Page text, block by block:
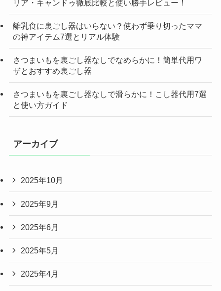
リア・キャンドゥ徹底比較と使い勝手レビュー！
離乳食に裏ごし器はいらない？使わず乗り切ったママ
の神アイテム7選とリアル体験
さつまいもを裏ごし器なしでなめらかに！簡単代用ワ
ザとおすすめ裏ごし器
さつまいもを裏ごし器なしで滑らかに！こし器代用7選
と使い方ガイド
アーカイブ
2025年10月
2025年9月
2025年6月
2025年5月
2025年4月